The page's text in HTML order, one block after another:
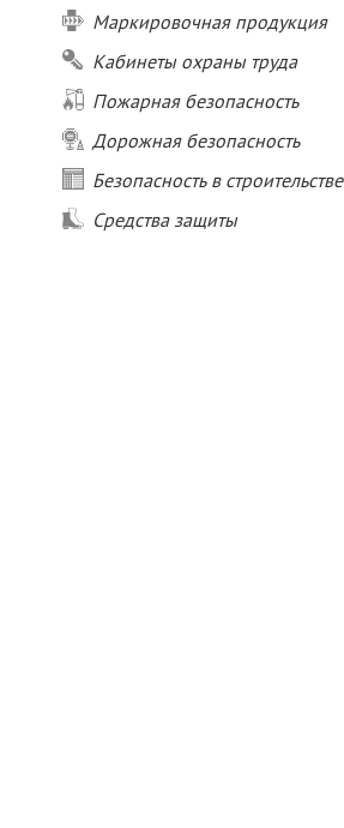
Маркировочная продукция
Кабинеты охраны труда
Пожарная безопасность
Дорожная безопасность
Безопасность в строительстве
Средства защиты